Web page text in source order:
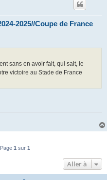
2025//Coupe de France
sans en avoir fait, qui sait, le
victoire au Stade de France
1 sur 1
Aller à